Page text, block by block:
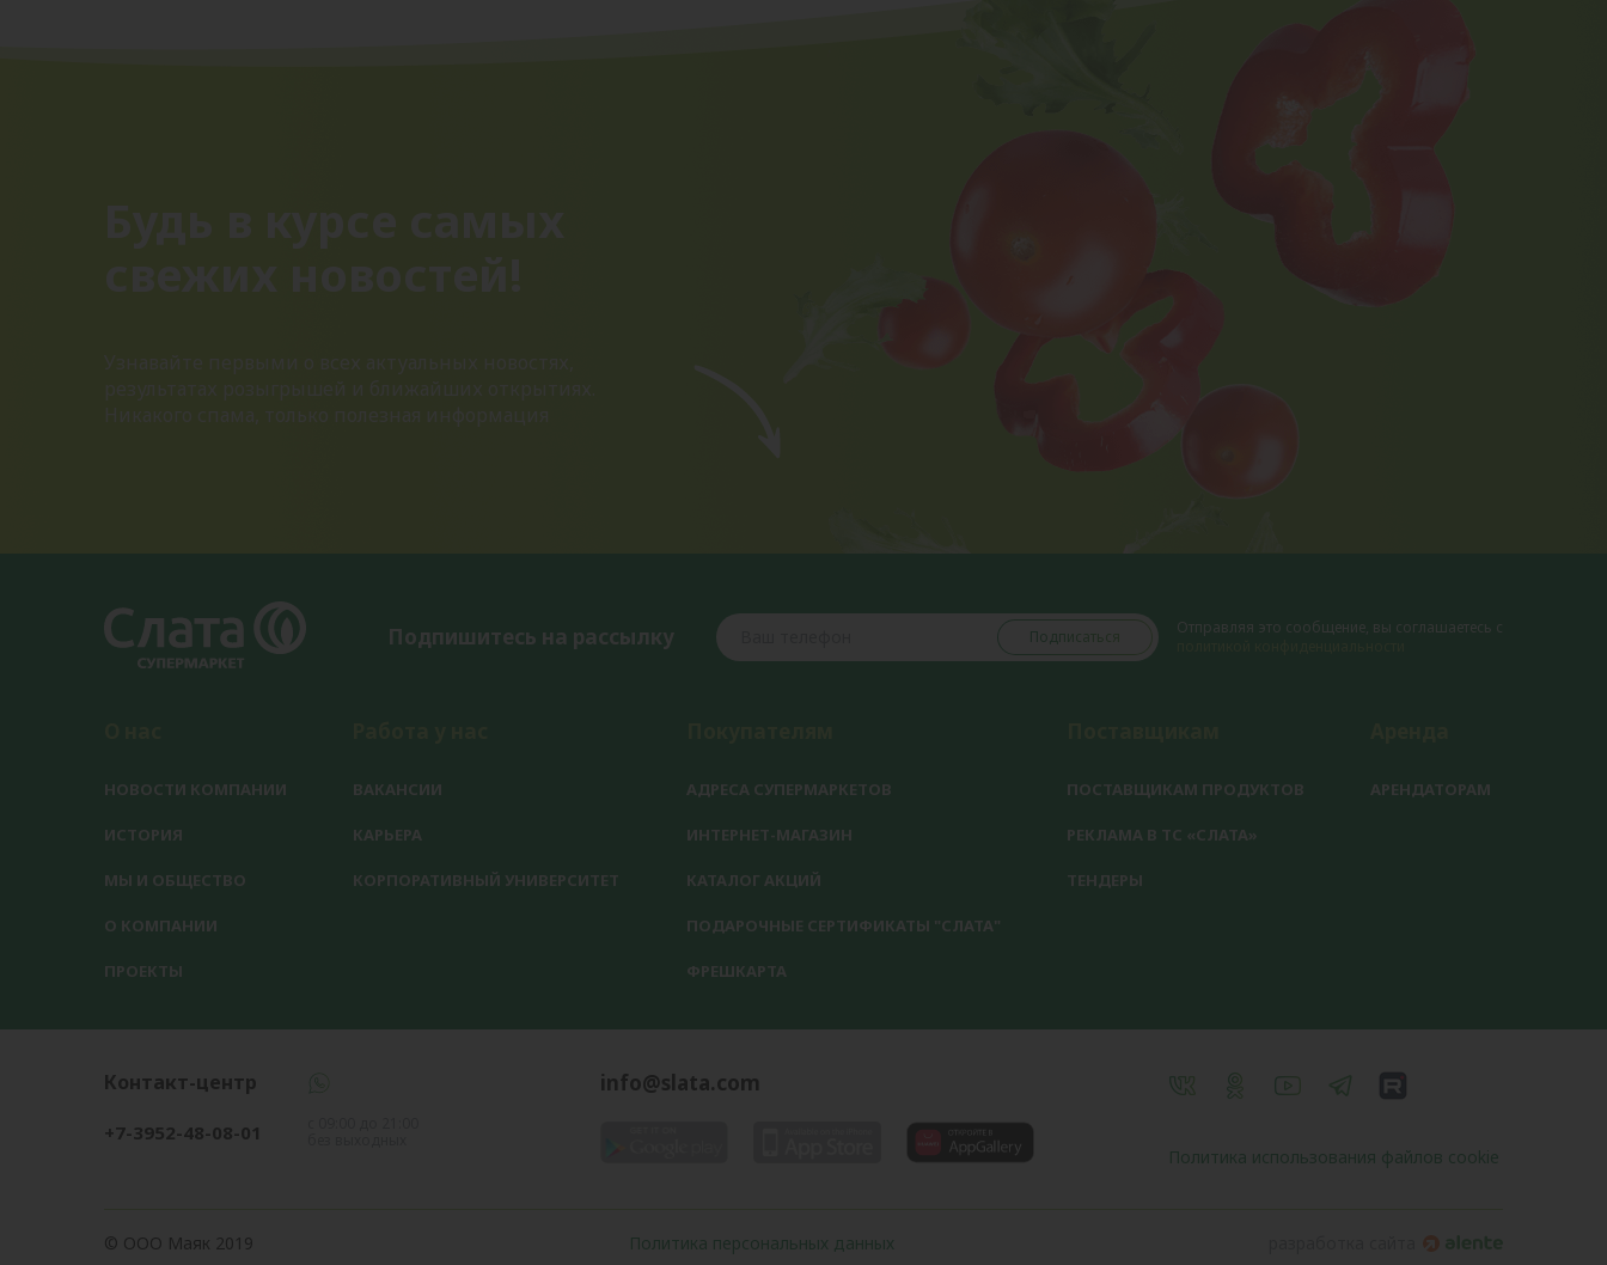
Подпишитесь на рассылку Подписаться
Отправляя это сообщение, вы соглашаетесь с
НОВОСТИ КОМПАНИИ
ИСТОРИЯ
МЫ И ОБЩЕСТВО
О КОМПАНИИ
ПРОЕКТЫ
ВАКАНСИИ
КАРЬЕРА
КОРПОРАТИВНЫЙ УНИВЕРСИТЕТ
АДРЕСА СУПЕРМАРКЕТОВ
ИНТЕРНЕТ-МАГАЗИН
КАТАЛОГ АКЦИЙ
ПОДАРОЧНЫЕ СЕРТИФИКАТЫ "СЛАТА"
ФРЕШКАРТА
ПОСТАВЩИКАМ ПРОДУКТОВ
РЕКЛАМА В ТС «СЛАТА»
ТЕНДЕРЫ
АРЕНДАТОРАМ
Контакт-центр
+7-3952-48-08-01
info@slata.com
Политика использования файлов cookie
© OOO Маяк 2019 Политика персональных данных